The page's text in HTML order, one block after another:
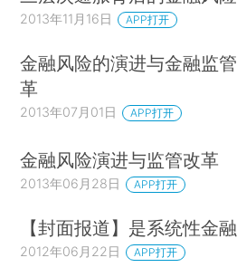
2013年11月16日 APP打开
金融风险的演进与金融监
革
2013年07月01日 APP打开
金融风险演进与监管改革
2013年06月28日 APP打开
【封面报道】是系统性金
2012年06月22日 APP打开